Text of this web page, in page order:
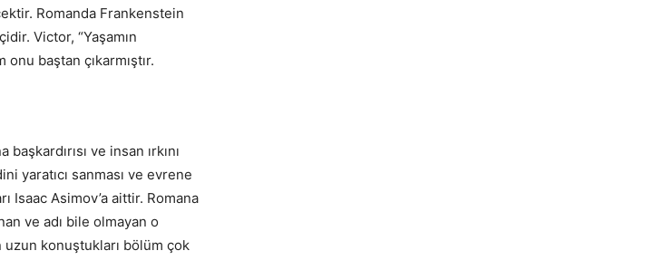
Romanda Frankenstein
Victor, “Yaşamın
baştan çıkarmıştır.
ve insan ırkını
yaratıcı sanması ve evrene
Isaac Asimov’a aittir. Romana
ve adı bile olmayan o
uzun konuştukları bölüm çok